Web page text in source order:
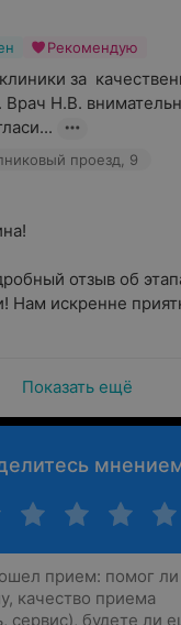
Рекомендую
за
Н.В.
проезд, 9
отзыв об
Нам искренне
Показать ещё